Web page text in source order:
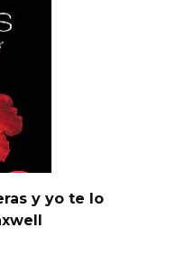
y yo te lo